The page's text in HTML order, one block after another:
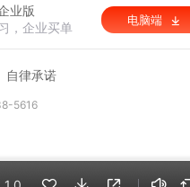
业版
，企业买单
电脑端
自律承诺
5616